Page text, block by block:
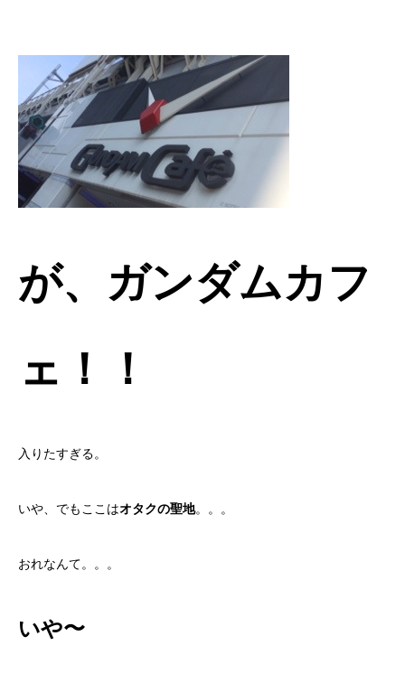
が、ガンダムカフ
ェ！！
入りたすぎる。
いや、でもここはオタクの聖地。。。
おれなんて。。。
いや〜